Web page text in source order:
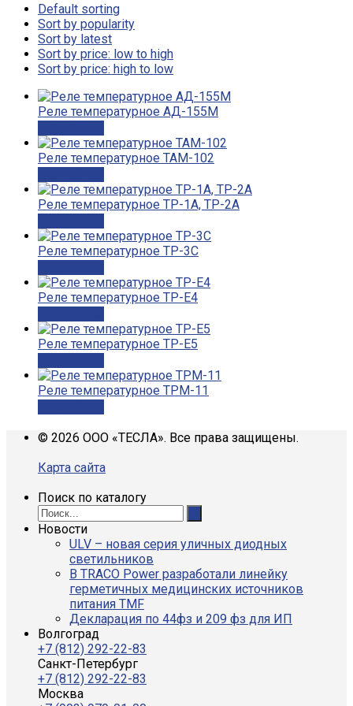
Default sorting
Sort by popularity
Sort by latest
Sort by price: low to high
Sort by price: high to low
Реле температурное АД-155М
Реле температурное ТАМ-102
Реле температурное ТР-1А, ТР-2А
Реле температурное ТР-3С
Реле температурное ТР-Е4
Реле температурное ТР-Е5
Реле температурное ТРМ-11
© 2026 ООО «ТЕСЛА». Все права защищены.
Карта сайта
Поиск по каталогу
Новости
ULV – новая серия уличных диодных
светильников
В TRACO Power разработали линейку
герметичных медицинских источников
питания TMF
Декларация по 44фз и 209 фз для ИП
Волгоград
+7 (812) 292-22-83
Санкт-Петербург
+7 (812) 292-22-83
Москва